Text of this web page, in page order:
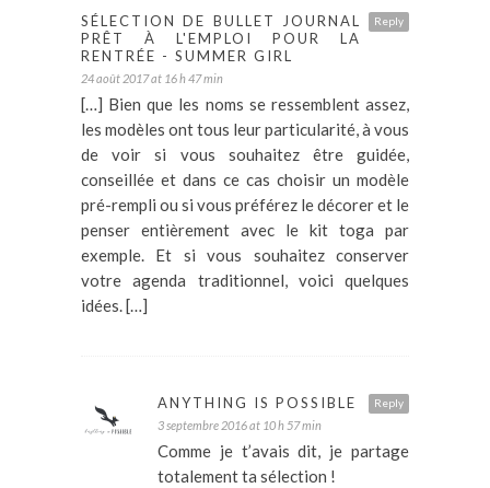
Reply
SÉLECTION DE BULLET JOURNAL
PRÊT À L'EMPLOI POUR LA
RENTRÉE - SUMMER GIRL
24 août 2017 at 16 h 47 min
[…] Bien que les noms se ressemblent assez,
les modèles ont tous leur particularité, à vous
de voir si vous souhaitez être guidée,
conseillée et dans ce cas choisir un modèle
pré-rempli ou si vous préférez le décorer et le
penser entièrement avec le kit toga par
exemple. Et si vous souhaitez conserver
votre agenda traditionnel, voici quelques
idées. […]
Reply
ANYTHING IS POSSIBLE
3 septembre 2016 at 10 h 57 min
Comme je t’avais dit, je partage
totalement ta sélection !